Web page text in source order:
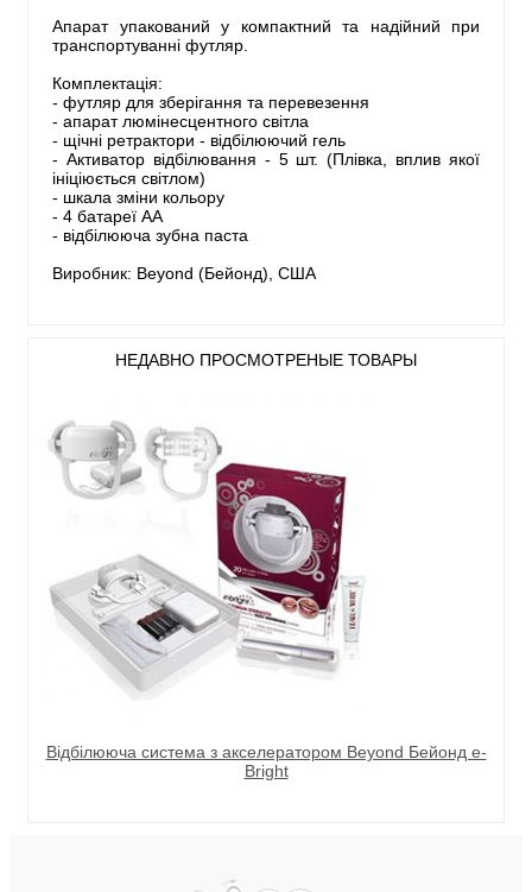
Апарат упакований у компактний та надійний при
транспортуванні футляр.
Комплектація:
- футляр для зберігання та перевезення
- апарат люмінесцентного світла
- щічні ретрактори - відбілюючий гель
- Активатор відбілювання - 5 шт. (Плівка, вплив якої
ініціюється світлом)
- шкала зміни кольору
- 4 батареї АА
- відбілююча зубна паста
Виробник: Beyond (Бейонд), США
НЕДАВНО ПРОСМОТРЕНЫЕ ТОВАРЫ
Відбілююча система з акселератором Beyond Бейонд e-
Bright